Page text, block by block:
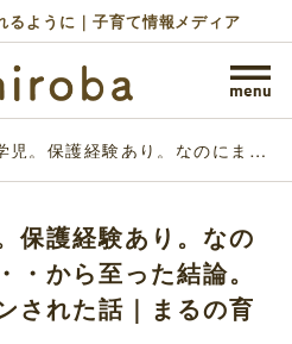
るように｜子育て情報メディア
児。保護経験あり。なのにまた
｜まるの育児絵日記
保護経験あり。なの
・から至った結論。
された話｜まるの育